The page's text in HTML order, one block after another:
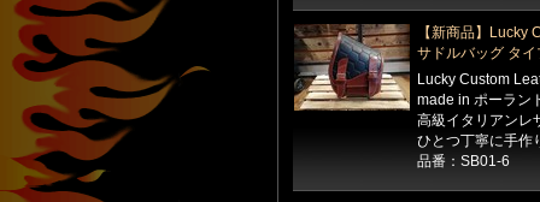
【新商品】Lucky
サドルバッグ タ
Lucky Custom
made in ポーラン
高級イタリアンレ
ひとつ丁寧に手作
品番：SB01-6